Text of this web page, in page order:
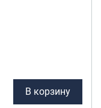
В корзину